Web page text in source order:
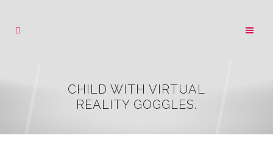
CHILD WITH VIRTUAL
REALITY GOGGLES.